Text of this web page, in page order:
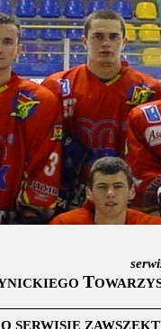
T
O SERWISIE